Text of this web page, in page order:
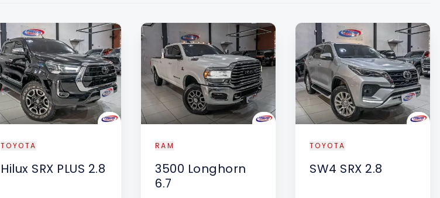
TOYOTA
Hilux SRX PLUS 2.8
DESTAQUE
RAM
3500 Longhorn
6.7
TOYOTA
SW4 SRX 2.8